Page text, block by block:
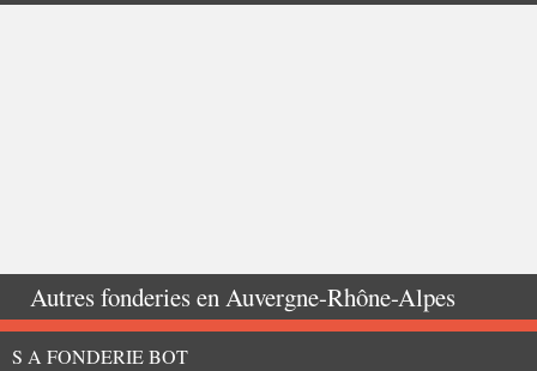
Autres fonderies enAuvergne-Rhône-Alpes
S A FONDERIE BOT